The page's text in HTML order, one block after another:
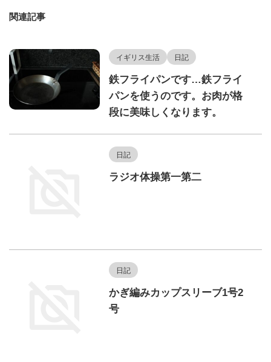
関連記事
イギリス生活 日記
鉄フライパンです…鉄フライ
パンを使うのです。お肉が格
段に美味しくなります。
日記
ラジオ体操第一第二
日記
かぎ編みカップスリーブ1号2
号